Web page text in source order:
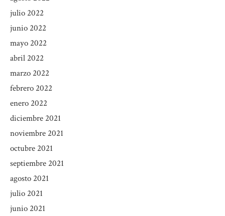
julio 2022
junio 2022
mayo 2022
abril 2022
marzo 2022
febrero 2022
enero 2022
diciembre 2021
noviembre 2021
octubre 2021
septiembre 2021
agosto 2021
julio 2021
junio 2021